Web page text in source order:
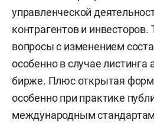
управленческой
контрагентов и
вопросы с изменением
особенно в случае листинга
бирже. Плюс открытая
особенно при практике
международным